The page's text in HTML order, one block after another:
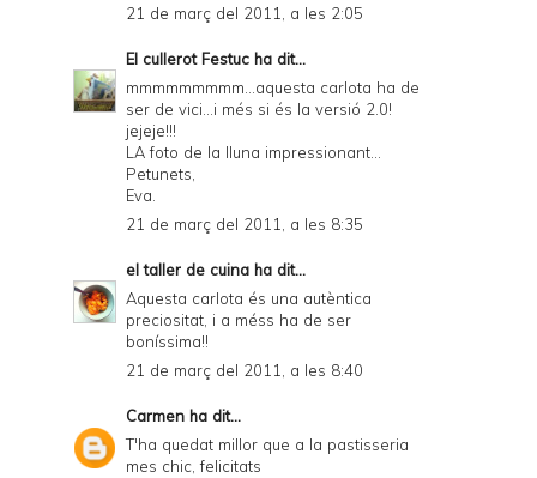
21 de març del 2011, a les 2:05
El cullerot Festuc ha dit...
mmmmmmmmm...aquesta carlota ha de
ser de vici...i més si és la versió 2.0!
jejeje!!!
LA foto de la lluna impressionant...
Petunets,
Eva.
21 de març del 2011, a les 8:35
el taller de cuina ha dit...
Aquesta carlota és una autèntica
preciositat, i a méss ha de ser
boníssima!!
21 de març del 2011, a les 8:40
Carmen ha dit...
T'ha quedat millor que a la pastisseria
mes chic, felicitats